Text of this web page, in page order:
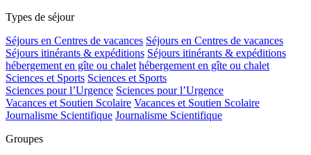
Types de séjour
Séjours en Centres de vacances Séjours en Centres de vacances
Séjours itinérants & expéditions Séjours itinérants & expéditions
hébergement en gîte ou chalet hébergement en gîte ou chalet
Sciences et Sports Sciences et Sports
Sciences pour l’Urgence Sciences pour l’Urgence
Vacances et Soutien Scolaire Vacances et Soutien Scolaire
Journalisme Scientifique Journalisme Scientifique
Groupes